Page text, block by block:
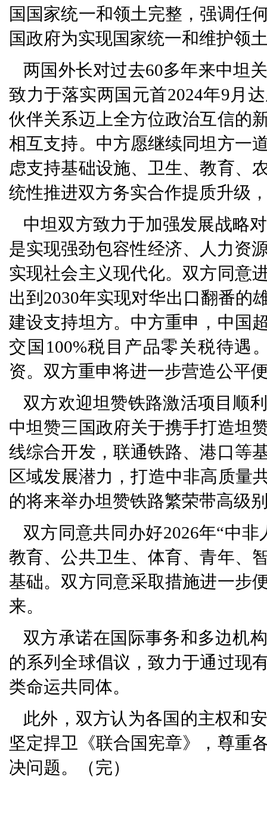
国国家统一和领土完整，强调任
国政府为实现国家统一和维护领
两国外长对过去60多年来中坦
致力于落实两国元首2024年9月
伙伴关系迈上全方位政治互信的
相互支持。中方愿继续同坦方一
虑支持基础设施、卫生、教育、
统性推进双方务实合作提质升级
中坦双方致力于加强发展战略
是实现强劲包容性经济、人力资
实现社会主义现代化。双方同意
出到2030年实现对华出口翻番的
建设支持坦方。中方重申，中国
交国100%税目产品零关税待遇
资。双方重申将进一步营造公平
双方欢迎坦赞铁路激活项目顺
中坦赞三国政府关于携手打造坦
线综合开发，联通铁路、港口等
区域发展潜力，打造中非高质量
的将来举办坦赞铁路繁荣带高级
双方同意共同办好2026年“中
教育、公共卫生、体育、青年、
基础。双方同意采取措施进一步
来。
双方承诺在国际事务和多边机
的系列全球倡议，致力于通过现
类命运共同体。
此外，双方认为各国的主权和
坚定捍卫《联合国宪章》，尊重
决问题。（完）